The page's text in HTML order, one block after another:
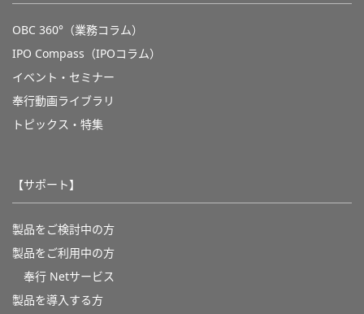
OBC 360°（業務コラム）
IPO Compass（IPOコラム）
イベント・セミナー
奉行動画ライブラリ
トピックス・特集
【サポート】
製品をご検討中の方
製品をご利用中の方
奉行 Netサービス
製品を導入する方